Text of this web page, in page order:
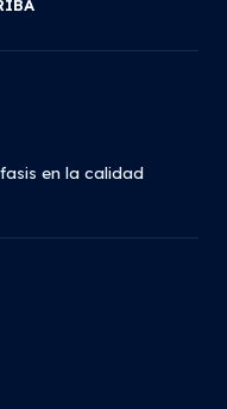
en la calidad